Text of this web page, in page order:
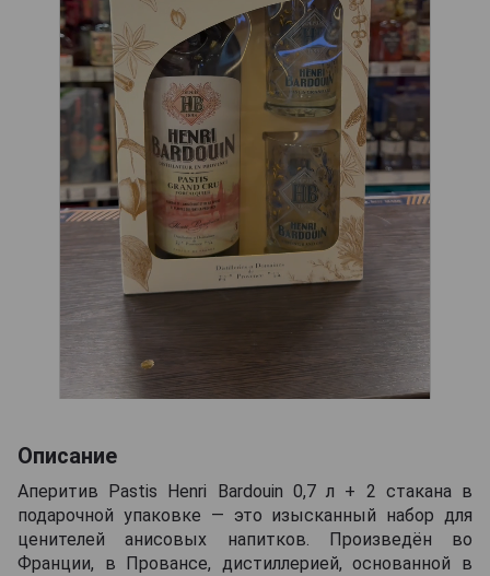
Описание
Аперитив Pastis Henri Bardouin 0,7 л + 2 стакана в
подарочной упаковке — это изысканный набор для
ценителей анисовых напитков. Произведён во
Франции, в Провансе, дистиллерией, основанной в